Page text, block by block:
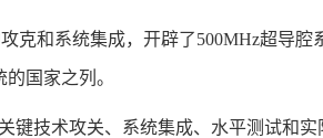
克和系统集成，开辟了500MHz超导
的国家之列。
键技术攻关、系统集成、水平测试和